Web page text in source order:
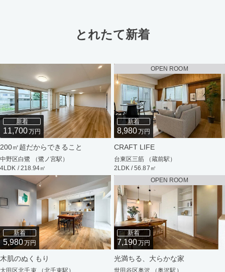
とれたて新着
新着
11,700万円
200㎡超だからできること
中野区白鷺 （鷺ノ宮駅）
4LDK / 218.94㎡
OPEN ROOM
新着
8,980万円
CRAFT LIFE
台東区三筋 （蔵前駅）
2LDK / 56.87㎡
新着
5,980万円
木肌のぬくもり
大田区北千束 （北千束駅）
OPEN ROOM
新着
7,190万円
光満ちる、大らかな家
世田谷区奥沢 （奥沢駅）